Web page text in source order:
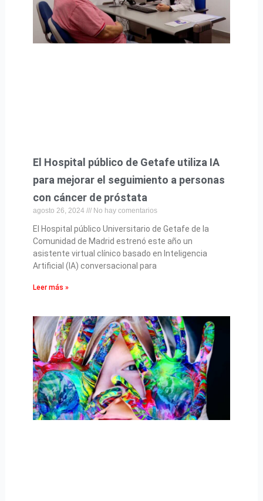
El Hospital público de Getafe utiliza IA
para mejorar el seguimiento a personas
con cáncer de próstata
agosto 26, 2024 No hay comentarios
El Hospital público Universitario de Getafe de la
Comunidad de Madrid estrenó este año un
asistente virtual clínico basado en Inteligencia
Artificial (IA) conversacional para
Leer más »
n
a
n
a
n
n
a
n
a